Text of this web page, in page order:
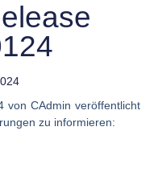
von CAdmin veröffentlicht
zu informieren: